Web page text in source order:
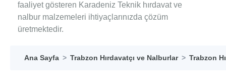
faaliyet gösteren Karadeniz Teknik hırdavat ve
nalbur malzemeleri ihtiyaçlarınızda çözüm
üretmektedir.
Ana Sayfa Trabzon Hırdavatçı ve Nalburlar Trabzon